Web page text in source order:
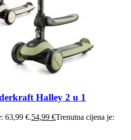
Halley 2 u 1
63,99 €.54,99 €Trenutna cijena je: